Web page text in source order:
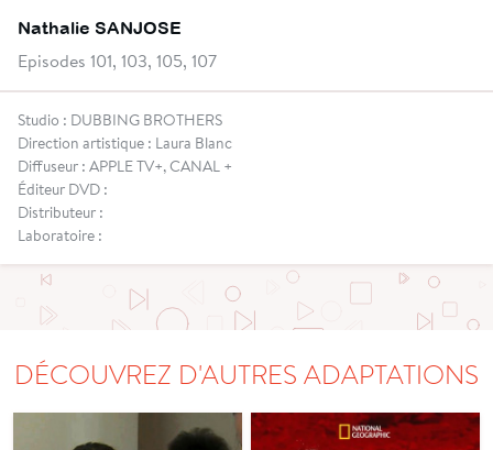
Nathalie SANJOSE
Episodes 101, 103, 105, 107
Studio : DUBBING BROTHERS
Direction artistique : Laura Blanc
Diffuseur : APPLE TV+, CANAL +
Éditeur DVD :
Distributeur :
Laboratoire :
DÉCOUVREZ D'AUTRES ADAPTATIONS